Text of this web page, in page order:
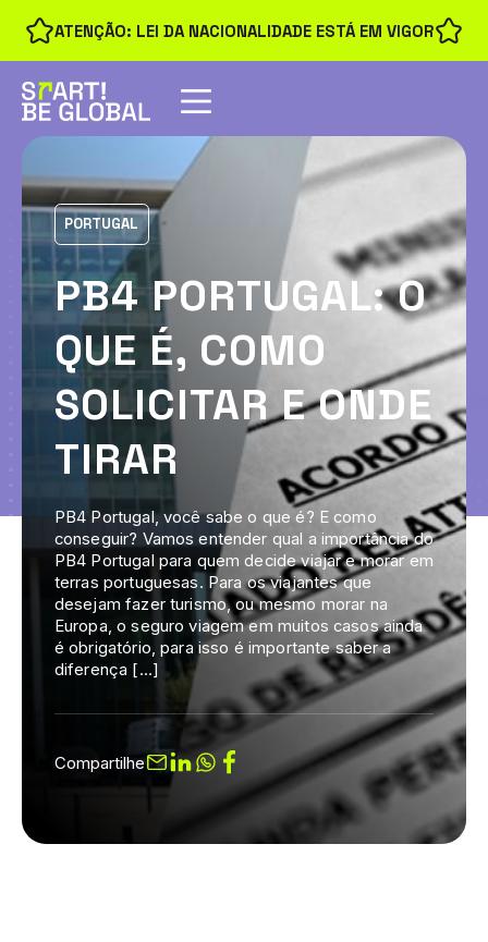
ATENÇÃO: LEI DA NACIONALIDADE ESTÁ EM VIGOR
PORTUGAL
PB4 PORTUGAL: O
QUE É, COMO
SOLICITAR E ONDE
TIRAR
PB4 Portugal, você sabe o que é? E como
conseguir? Vamos entender qual a importância do
PB4 Portugal para quem decide viajar e morar em
terras portuguesas. Para os viajantes que
desejam fazer turismo, ou mesmo morar na
Europa, o seguro viagem em muitos casos ainda
é obrigatório, para isso é importante saber a
diferença […]
Compartilhe